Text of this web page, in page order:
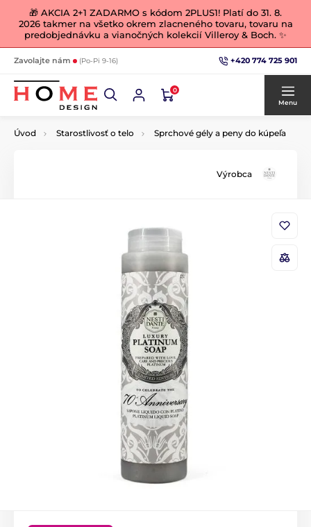
🎁 AKCIA 2+1 ZADARMO s kódom 2PLUS1! Platí do 31. 8.
2026 takmer na všetko okrem zlacneného tovaru, tovaru na
predobjednávku a vianočných kolekcií Villeroy & Boch. ✨
Zavolajte nám (Po-Pi 9-16) +420 774 725 901
0
Menu
Úvod Starostlivosť o telo Sprchové gély a peny do kúpeľa
Výrobca